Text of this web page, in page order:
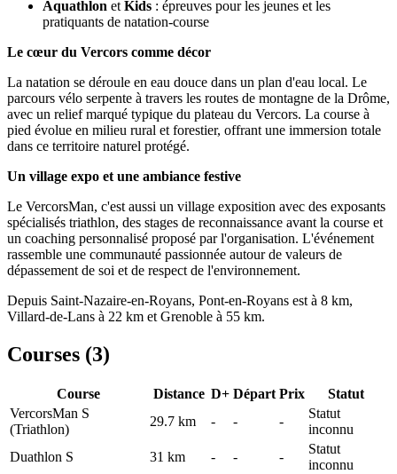
Aquathlon et Kids : épreuves pour les jeunes et les
pratiquants de natation-course
Le cœur du Vercors comme décor
La natation se déroule en eau douce dans un plan d'eau local. Le
parcours vélo serpente à travers les routes de montagne de la Drôme,
avec un relief marqué typique du plateau du Vercors. La course à
pied évolue en milieu rural et forestier, offrant une immersion totale
dans ce territoire naturel protégé.
Un village expo et une ambiance festive
Le VercorsMan, c'est aussi un village exposition avec des exposants
spécialisés triathlon, des stages de reconnaissance avant la course et
un coaching personnalisé proposé par l'organisation. L'événement
rassemble une communauté passionnée autour de valeurs de
dépassement de soi et de respect de l'environnement.
Depuis Saint-Nazaire-en-Royans, Pont-en-Royans est à 8 km,
Villard-de-Lans à 22 km et Grenoble à 55 km.
Courses (3)
Course Distance D+ Départ Prix
Statut
VercorsMan S
(Triathlon)
29.7 km - - -
Statut
inconnu
Duathlon S
31 km - - -
Statut
inconnu